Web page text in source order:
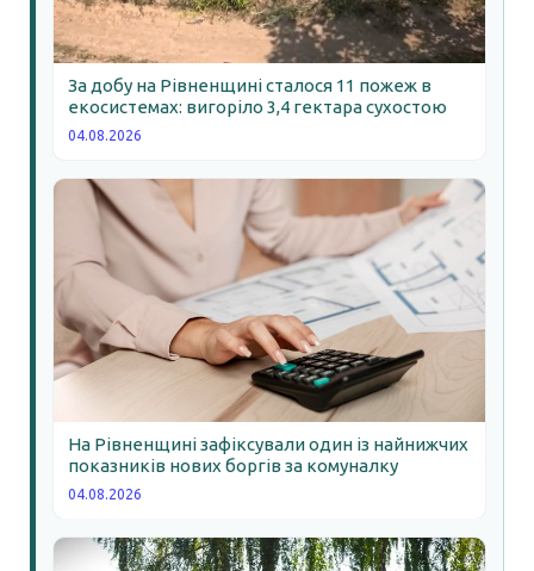
За добу на Рівненщині сталося 11 пожеж в
екосистемах: вигоріло 3,4 гектара сухостою
04.08.2026
На Рівненщині зафіксували один із найнижчих
показників нових боргів за комуналку
04.08.2026